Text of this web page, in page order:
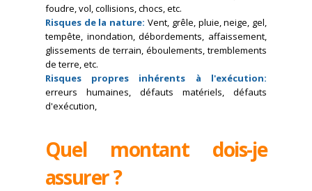
foudre, vol, collisions, chocs, etc.
Risques de la nature: Vent, grêle, pluie, neige, gel,
tempête, inondation, débordements, affaissement,
glissements de terrain, éboulements, tremblements
de terre, etc.
Risques propres inhérents à l'exécution:
erreurs humaines, défauts matériels, défauts
d'exécution,
Quel montant dois-je
assurer ?